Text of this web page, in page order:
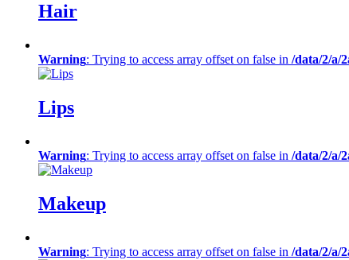
Hair
Warning: Trying to access array offset on false in /data/2/a/
Lips
Warning: Trying to access array offset on false in /data/2/a/
Makeup
Warning: Trying to access array offset on false in /data/2/a/